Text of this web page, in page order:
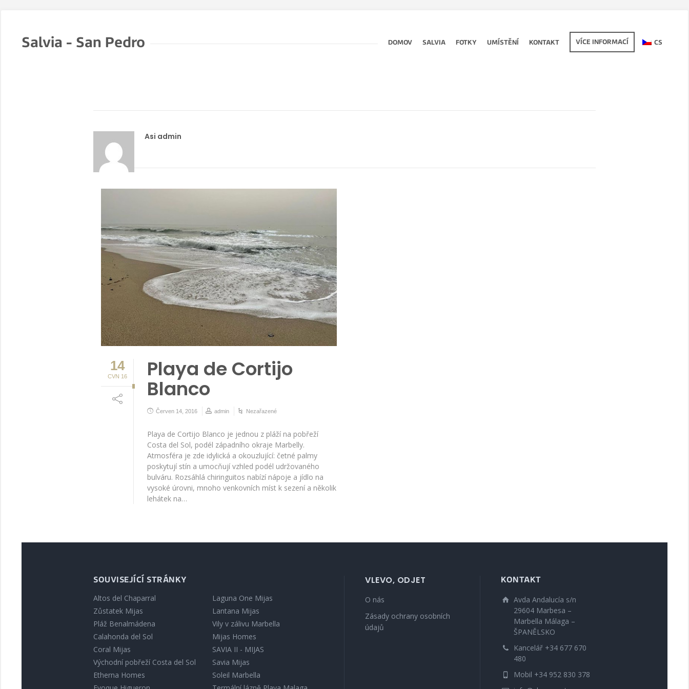
Salvia - San Pedro DOMOV SALVIA FOTKY UMÍSTĚNÍ KONTAKT VÍCE INFORMACÍ CS
Asi admin
14
CVN 16 Playa de Cortijo
Blanco
Červen 14, 2016 admin Nezařazené
Playa de Cortijo Blanco je jednou z pláží na pobřeží
Costa del Sol, podél západního okraje Marbelly.
Atmosféra je zde idylická a okouzlující: četné palmy
poskytují stín a umocňují vzhled podél udržovaného
bulváru. Rozsáhlá chiringuitos nabízí nápoje a jídlo na
vysoké úrovni, mnoho venkovních míst k sezení a několik
lehátek na…
SOUVISEJÍCÍ STRÁNKY
Altos del Chaparral
Zůstatek Mijas
Pláž Benalmádena
Calahonda del Sol
Coral Mijas
Východní pobřeží Costa del Sol
Etherna Homes
Laguna One Mijas
Lantana Mijas
Vily v zálivu Marbella
Mijas Homes
SAVIA II - MIJAS
Savia Mijas
Soleil Marbella
VLEVO, ODJET
O nás
Zásady ochrany osobních
údajů
KONTAKT
Avda Andalucía s/n
29604 Marbesa –
Marbella Málaga –
ŠPANĚLSKO
Kancelář +34 677 670
480
Mobil +34 952 830 378